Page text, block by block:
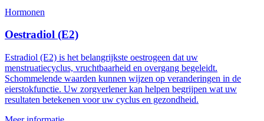
Hormonen
Oestradiol (E2)
Estradiol (E2) is het belangrijkste oestrogeen dat uw
menstruatiecyclus, vruchtbaarheid en overgang begeleidt.
Schommelende waarden kunnen wijzen op veranderingen in de
eierstokfunctie. Uw zorgverlener kan helpen begrijpen wat uw
resultaten betekenen voor uw cyclus en gezondheid.